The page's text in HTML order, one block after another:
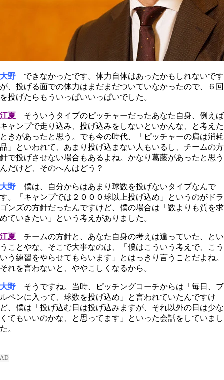
大野 できなかったです。体力自体はあったかもしれないです
が、投げる面での体力はまだまだついていなかったので、６回
を投げたらもういっぱいいっぱいでした。
江夏 そういうタイプのピッチャーだったあなた自身、例えば
キャンプで走り込み、投げ込みをしないといかんな、と考えた
ときがあったと思う。でも今の時代、「ピッチャーの肩は消耗
品」といわれて、あまり投げ込まない人もいるし、チームの方
針で投げさせない場合もあるよね。かなり葛藤があったと思う
んだけど、そのへんはどう？
大野
僕は、自分からはあまり球数を投げないタイプなんで
す。「キャンプでは２０００球以上投げ込め」というのがドラ
ゴンズの方針だったんですけど、僕の場合は「数よりも質を求
めていきたい」という考えがありました。
江夏 チームの方針と、あなた自身の考えは違っていた、とい
うことやな。そこで大事なのは、「僕はこういう考えで、こう
いう練習をやらせてもらいます」とはっきり言うことだよね。
それを言わないと、ややこしくなるから。
大野
そうですね。当時、ピッチングコーチからは「毎日、ブ
ルペンに入って、球数を投げ込め」と言われていたんですけ
ど、僕は「投げ込む日は投げ込みますが、それ以外の日は少な
くてもいいのかな、と思ってます」といった会話をしていまし
た。